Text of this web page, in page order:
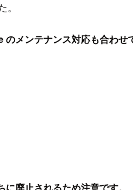
メンテナンス対応も合わせ